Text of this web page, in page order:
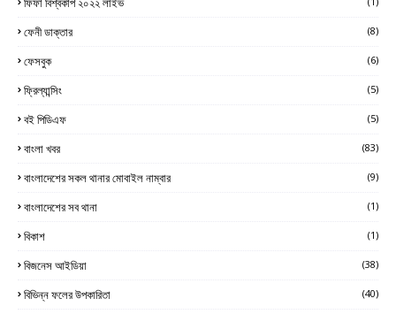
ফেনী ডাক্তার (8)
ফেসবুক (6)
ফ্রিল্যান্সিং (5)
বই পিডিএফ (5)
বাংলা খবর (83)
বাংলাদেশের সকল থানার মোবাইল নাম্বার (9)
বাংলাদেশের সব থানা (1)
বিকাশ (1)
বিজনেস আইডিয়া (38)
বিভিন্ন ফলের উপকারিতা (40)